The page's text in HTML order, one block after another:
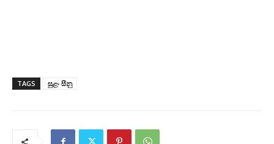
TAGS සුළං සීනු